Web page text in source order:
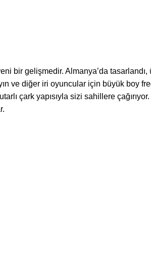
bir gelişmedir. Almanya’da
ve diğer iri oyuncular için büyük boy
çark yapısıyla sizi sahillere